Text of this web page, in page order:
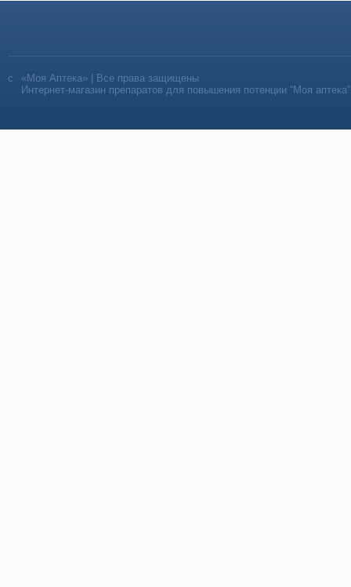
«Моя Аптека» | Все права защищены
Интернет-магазин препаратов для повышения потенции “Моя